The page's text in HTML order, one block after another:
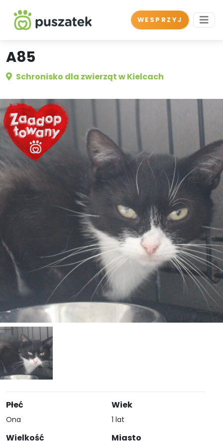
WESPRZYJ
A85
Schronisko dla zwierząt w Kielcach
Płeć
Ona
Wielkość
Wiek
1 lat
Miasto